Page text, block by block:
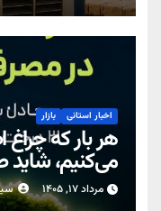
اخبار استانی بازار
هر بار که
می‌کنیم، شاید
نشنویم… اما
مرداد ۱۷, ۱۴۰۵